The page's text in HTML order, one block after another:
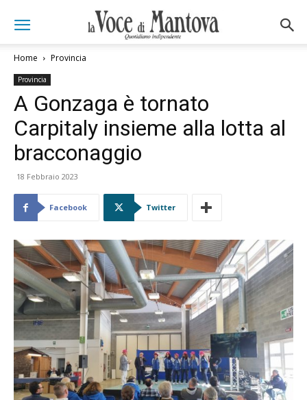
Home Provincia
Provincia
A Gonzaga è tornato
Carpitaly insieme alla lotta al
bracconaggio
18 Febbraio 2023
Facebook Twitter